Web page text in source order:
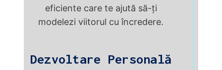
eficiente care te ajută să-ți
modelezi viitorul cu încredere.
Dezvoltare Personală